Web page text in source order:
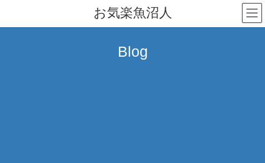
テ
ゲ
お気楽魚沼人
Blog